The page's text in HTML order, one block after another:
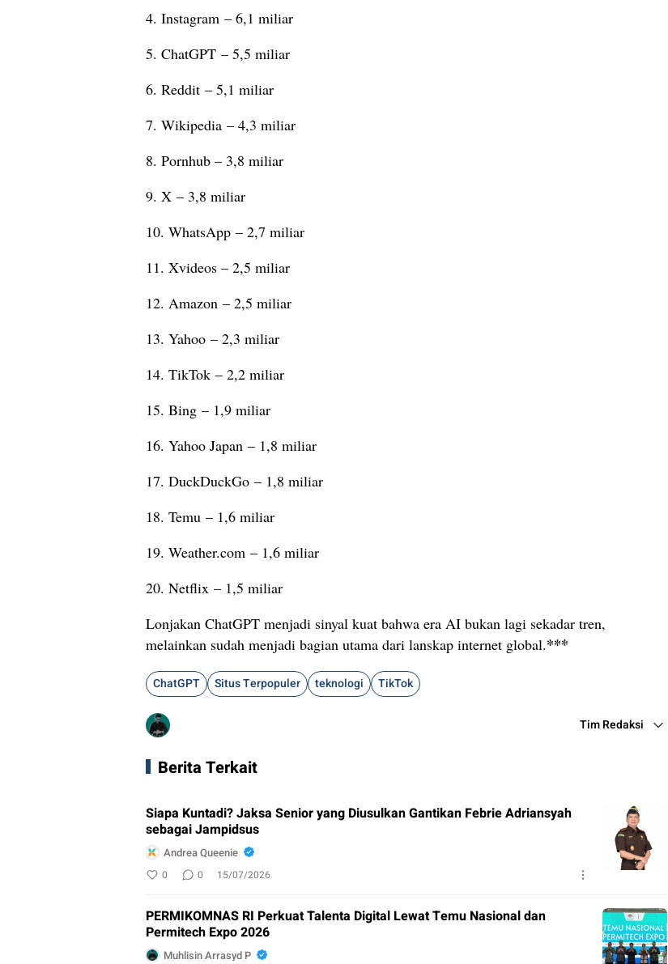
4. Instagram – 6,1 miliar
5. ChatGPT – 5,5 miliar
6. Reddit – 5,1 miliar
7. Wikipedia – 4,3 miliar
8. Pornhub – 3,8 miliar
9. X – 3,8 miliar
10. WhatsApp – 2,7 miliar
11. Xvideos – 2,5 miliar
12. Amazon – 2,5 miliar
13. Yahoo – 2,3 miliar
14. TikTok – 2,2 miliar
15. Bing – 1,9 miliar
16. Yahoo Japan – 1,8 miliar
17. DuckDuckGo – 1,8 miliar
18. Temu – 1,6 miliar
19. Weather.com – 1,6 miliar
20. Netflix – 1,5 miliar
Lonjakan ChatGPT menjadi sinyal kuat bahwa era AI bukan lagi sekadar tren,
melainkan sudah menjadi bagian utama dari lanskap internet global.***
ChatGPT Situs Terpopuler teknologi TikTok
Tim Redaksi
Berita Terkait
Siapa Kuntadi? Jaksa Senior yang Diusulkan Gantikan Febrie Adriansyah
sebagai Jampidsus
Andrea Queenie
0 0 15/07/2026
PERMIKOMNAS RI Perkuat Talenta Digital Lewat Temu Nasional dan
Permitech Expo 2026
Muhlisin Arrasyd P